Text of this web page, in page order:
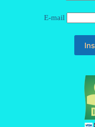
E-mail